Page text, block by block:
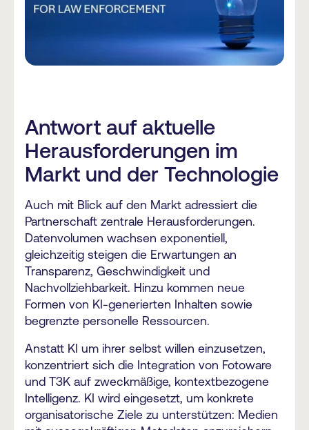
Antwort auf aktuelle
Herausforderungen im
Markt und der Technologie
Auch mit Blick auf den Markt adressiert die
Partnerschaft zentrale Herausforderungen.
Datenvolumen wachsen exponentiell,
gleichzeitig steigen die Erwartungen an
Transparenz, Geschwindigkeit und
Nachvollziehbarkeit. Hinzu kommen neue
Formen von KI-generierten Inhalten sowie
begrenzte personelle Ressourcen.
Anstatt KI um ihrer selbst willen einzusetzen,
konzentriert sich die Integration von Fotoware
und T3K auf zweckmäßige, kontextbezogene
Intelligenz. KI wird eingesetzt, um konkrete
organisatorische Ziele zu unterstützen: Medien